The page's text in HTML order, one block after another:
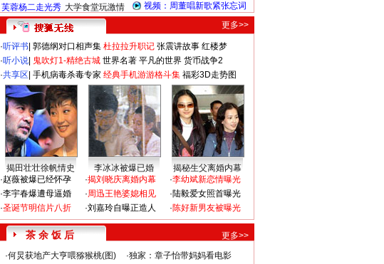
芙蓉杨二走光秀 大学食堂玩激情
视频：周董唱新歌紧张忘词
更多>>
·听评书 郭德纲对口相声集 杜拉拉升职记 张震讲故事 红楼梦
·听小说 鬼吹灯1-精绝古城 世界名著 平凡的世界 货币战争2
·共享区 手机病毒杀毒专家 经典手机游游格斗集 福彩3D走势图
揭田壮壮徐帆情史 李冰冰被爆已婚
揭秘生父离婚内幕
·赵薇被爆已经怀孕
·李宇春爆遭母逼婚
·圣诞节明信片八折
·揭刘晓庆离婚内幕
·周迅王艳婆媳相见
·刘嘉玲自曝正造人
·李幼斌新恋情曝光
·陆毅爱女照首曝光
·陈好新男友被曝光
茶 余 饭 后
更多>>
·何炅获地产大亨喂猕猴桃(图) ·独家：章子怡带妈妈看电影